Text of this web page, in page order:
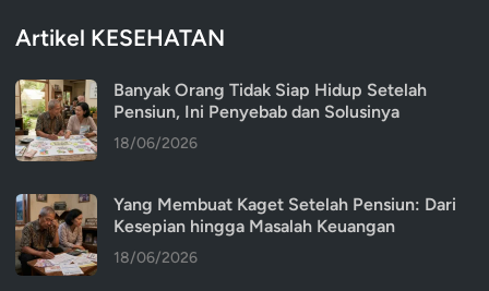
Artikel KESEHATAN
Banyak Orang Tidak Siap Hidup Setelah
Pensiun, Ini Penyebab dan Solusinya
18/06/2026
Yang Membuat Kaget Setelah Pensiun: Dari
Kesepian hingga Masalah Keuangan
18/06/2026